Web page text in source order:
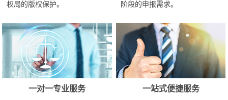
权局的版权保护。
阶段的申报需求。
一对一专业服务 一站式便捷服务